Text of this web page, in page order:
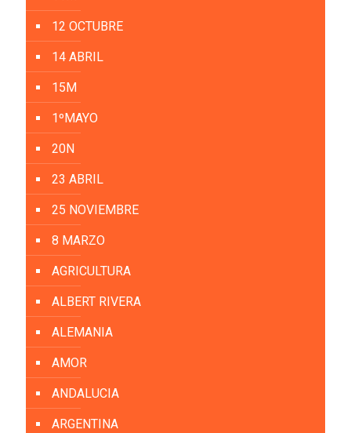
12 OCTUBRE
14 ABRIL
15M
1ºMAYO
20N
23 ABRIL
25 NOVIEMBRE
8 MARZO
AGRICULTURA
ALBERT RIVERA
ALEMANIA
AMOR
ANDALUCIA
ARGENTINA